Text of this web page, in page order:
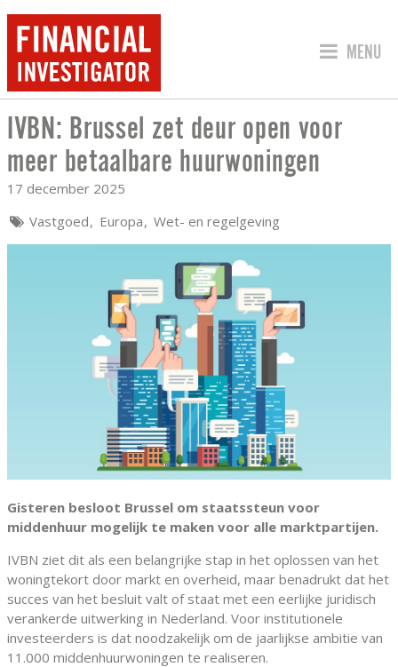
SPRING
MENU
IVBN: BRUSSEL ZET DEUR OPEN
IVBN: Brussel zet deur open voor
meer betaalbare huurwoningen
17 december 2025
Vastgoed Europa Wet- en regelgeving
Gisteren besloot Brussel om staatssteun voor
middenhuur mogelijk te maken voor alle marktpartijen.
IVBN ziet dit als een belangrijke stap in het oplossen van het
woningtekort door markt en overheid, maar benadrukt dat het
succes van het besluit valt of staat met een eerlijke juridisch
verankerde uitwerking in Nederland. Voor institutionele
investeerders is dat noodzakelijk om de jaarlijkse ambitie van
11.000 middenhuurwoningen te realiseren.